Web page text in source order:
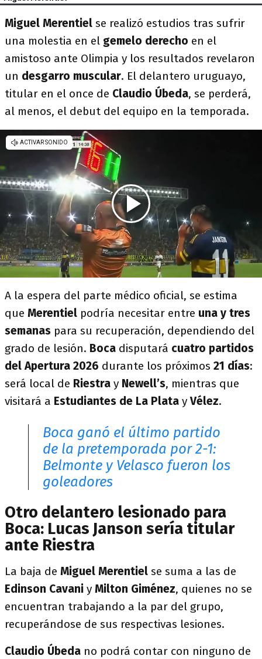
Miguel Merentiel se realizó estudios tras sufrir
una molestia en el gemelo derecho en el
amistoso ante Olimpia y los resultados revelaron
un desgarro muscular. El delantero uruguayo,
titular en el once de Claudio Úbeda, se perderá,
al menos, el debut del equipo en la temporada.
A la espera del parte médico oficial, se estima
que Merentiel podría necesitar entre una y tres
semanas para su recuperación, dependiendo del
grado de lesión. Boca disputará cuatro partidos
del Apertura 2026 durante los próximos 21 días:
será local de Riestra y Newell’s, mientras que
visitará a Estudiantes de La Plata yVélez.
Boca ganó el último partido
de la pretemporada por 2-1:
Belmonte y Velasco fueron los
goleadores
Otro delantero lesionado para
Boca: Lucas Janson sería titular
ante Riestra
La baja de Miguel Merentiel se suma a las de
Edinson Cavani y Milton Giménez, quienes no se
encuentran trabajando a la par del grupo,
recuperándose de sus respectivas lesiones.
Claudio Úbeda no podrá contar con ninguno de